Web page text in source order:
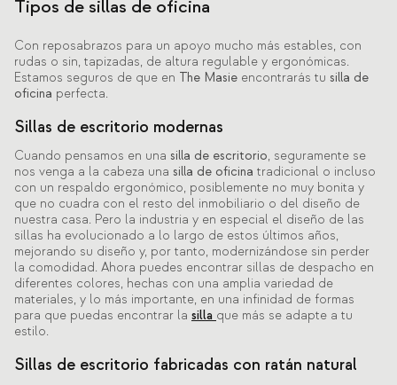
Tipos de sillas de oficina
Con reposabrazos para un apoyo mucho más estables, con
rudas o sin, tapizadas, de altura regulable y ergonómicas.
Estamos seguros de que en The Masie encontrarás tu silla de
oficina perfecta.
Sillas de escritorio modernas
Cuando pensamos en una silla de escritorio, seguramente se
nos venga a la cabeza una silla de oficina tradicional o incluso
con un respaldo ergonómico, posiblemente no muy bonita y
que no cuadra con el resto del inmobiliario o del diseño de
nuestra casa. Pero la industria y en especial el diseño de las
sillas ha evolucionado a lo largo de estos últimos años,
mejorando su diseño y, por tanto, modernizándose sin perder
la comodidad. Ahora puedes encontrar sillas de despacho en
diferentes colores, hechas con una amplia variedad de
materiales, y lo más importante, en una infinidad de formas
para que puedas encontrar la silla que más se adapte a tu
estilo.
Sillas de escritorio fabricadas con ratán natural